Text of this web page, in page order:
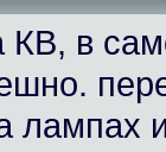
КВ, в
лампах